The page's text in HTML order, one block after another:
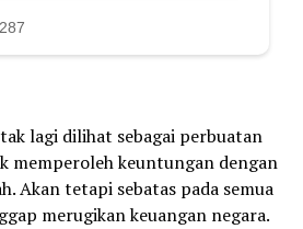
lagi dilihat sebagai perbuatan
memperoleh keuntungan dengan
Akan tetapi sebatas pada semua
merugikan keuangan negara.